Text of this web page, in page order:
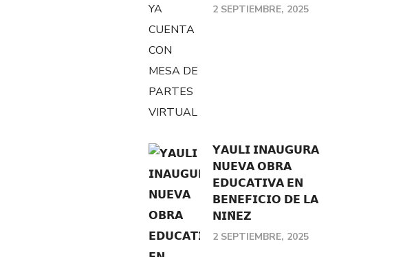
2 SEPTIEMBRE, 2025
𝗬𝗔𝗨𝗟𝗜 𝗜𝗡𝗔𝗨𝗚𝗨𝗥𝗔
𝗡𝗨𝗘𝗩𝗔 𝗢𝗕𝗥𝗔
𝗘𝗗𝗨𝗖𝗔𝗧𝗜𝗩𝗔 𝗘𝗡
𝗕𝗘𝗡𝗘𝗙𝗜𝗖𝗜𝗢 𝗗𝗘 𝗟𝗔
𝗡𝗜𝗡̃𝗘𝗭
2 SEPTIEMBRE, 2025